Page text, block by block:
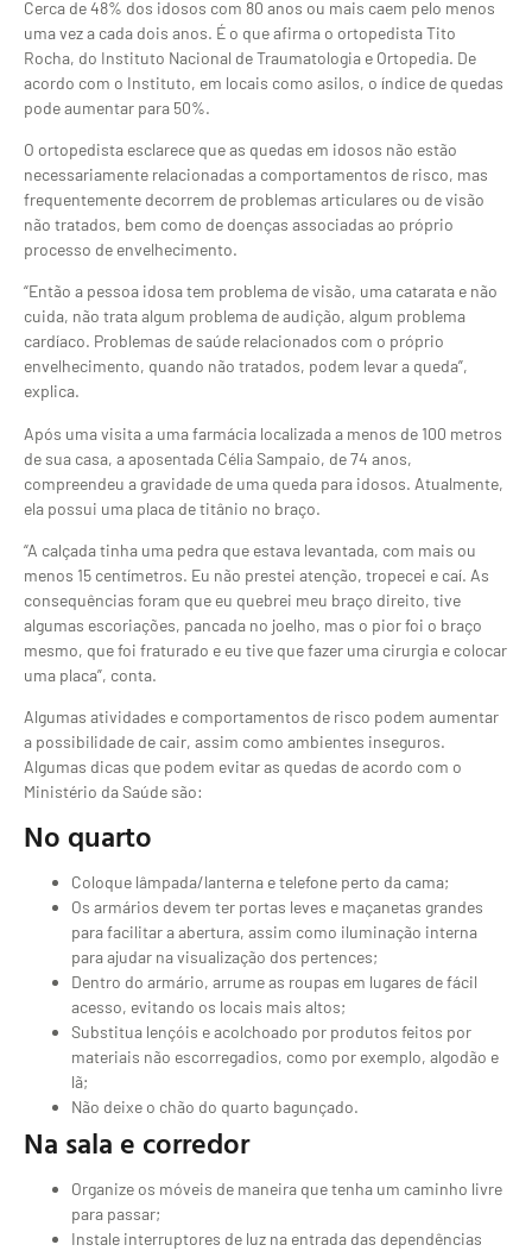
Cerca de 48% dos idosos com 80 anos ou mais caem pelo menos
uma vez a cada dois anos. É o que afirma o ortopedista Tito
Rocha, do Instituto Nacional de Traumatologia e Ortopedia. De
acordo com o Instituto, em locais como asilos, o índice de quedas
pode aumentar para 50%.
O ortopedista esclarece que as quedas em idosos não estão
necessariamente relacionadas a comportamentos de risco, mas
frequentemente decorrem de problemas articulares ou de visão
não tratados, bem como de doenças associadas ao próprio
processo de envelhecimento.
“Então a pessoa idosa tem problema de visão, uma catarata e não
cuida, não trata algum problema de audição, algum problema
cardíaco. Problemas de saúde relacionados com o próprio
envelhecimento, quando não tratados, podem levar a queda”,
explica.
Após uma visita a uma farmácia localizada a menos de 100 metros
de sua casa, a aposentada Célia Sampaio, de 74 anos,
compreendeu a gravidade de uma queda para idosos. Atualmente,
ela possui uma placa de titânio no braço.
“A calçada tinha uma pedra que estava levantada, com mais ou
menos 15 centímetros. Eu não prestei atenção, tropecei e caí. As
consequências foram que eu quebrei meu braço direito, tive
algumas escoriações, pancada no joelho, mas o pior foi o braço
mesmo, que foi fraturado e eu tive que fazer uma cirurgia e colocar
uma placa”, conta.
Algumas atividades e comportamentos de risco podem aumentar
a possibilidade de cair, assim como ambientes inseguros.
Algumas dicas que podem evitar as quedas de acordo com o
Ministério da Saúde são:
No quarto
Coloque lâmpada/lanterna e telefone perto da cama;
Os armários devem ter portas leves e maçanetas grandes
para facilitar a abertura, assim como iluminação interna
para ajudar na visualização dos pertences;
Dentro do armário, arrume as roupas em lugares de fácil
acesso, evitando os locais mais altos;
Substitua lençóis e acolchoado por produtos feitos por
materiais não escorregadios, como por exemplo, algodão e
lã;
Não deixe o chão do quarto bagunçado.
Na sala e corredor
Organize os móveis de maneira que tenha um caminho livre
para passar;
Instale interruptores de luz na entrada das dependências